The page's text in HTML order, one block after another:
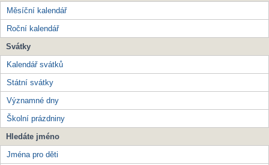
Měsíční kalendář
Roční kalendář
Svátky
Kalendář svátků
Státní svátky
Významné dny
Školní prázdniny
Hledáte jméno
Jména pro děti